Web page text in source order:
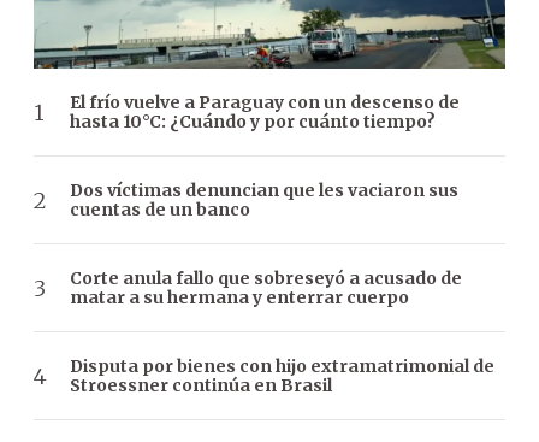
El frío vuelve a Paraguay con un descenso de
hasta 10°C: ¿Cuándo y por cuánto tiempo?
Dos víctimas denuncian que les vaciaron sus
cuentas de un banco
Corte anula fallo que sobreseyó a acusado de
matar a su hermana y enterrar cuerpo
Disputa por bienes con hijo extramatrimonial de
Stroessner continúa en Brasil